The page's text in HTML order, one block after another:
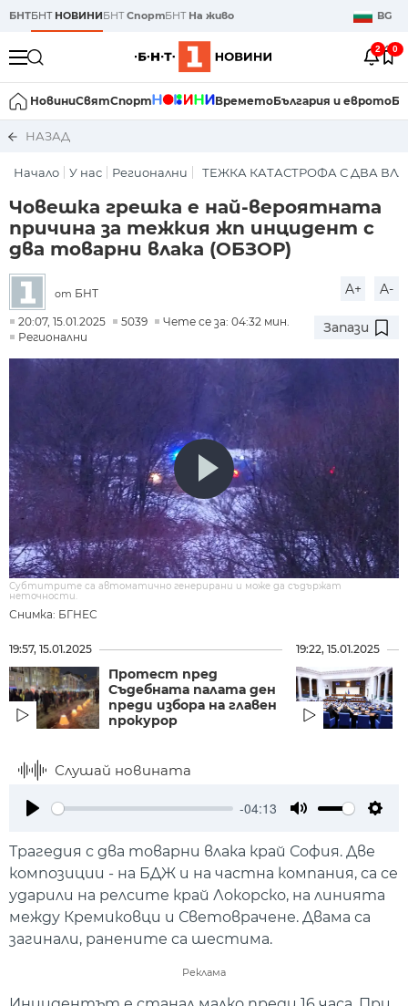
БНТБНТ НОВИНИБНТСпортБНТ На живо BG
2 0
НовиниСвятСпорт ВреметоБългария и еврото
НАЗАД
Начало У нас Регионални ТЕЖКА КАТАСТРОФА С ДВА
Човешка грешка е най-вероятната
причина за тежкия жп инцидент с
два товарни влака (ОБЗОР)
от БНТ A+ A-
20:07, 15.01.2025 5039
Чете се за: 04:32 мин.
Регионални
Запази
Снимка: БГНЕС
Субтитрите са автоматично генерирани и може да съдържат
неточности.
19:57, 15.01.2025
Протест пред
Съдебната палата ден
преди избора на главен
прокурор
19:22, 15.01.2025
Слушай новината
-04:13
Трагедия с два товарни влака край София. Две
композиции - на БДЖ и на частна компания, са се
ударили на релсите край Локорско, на линията
между Кремиковци и Световрачене. Двама са
загинали, ранените са шестима.
Реклама